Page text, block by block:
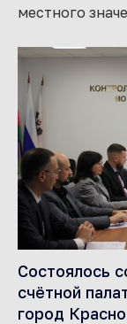
местного
Состоялось
счётной
город